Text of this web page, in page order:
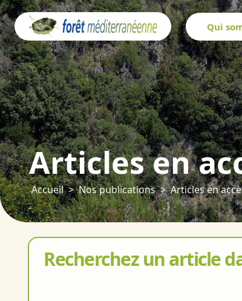
Qui
Articles en
Accueil Nos publications Articles en
Recherchez un article
Panneau de gestion des cookies